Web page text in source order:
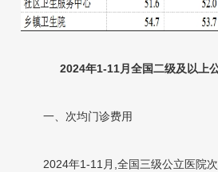
2024年1-11月全国二级及以上
一、次均门诊费用
2024年1-11月,全国三级公立医院次